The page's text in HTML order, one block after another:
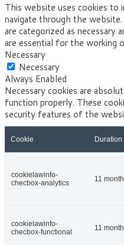
This website uses cookies to
navigate through the
are categorized as necessary
are essential for the working
Necessary
Necessary
Always Enabled
Necessary cookies are
function properly. These
security features of the
Cookie Duration
cookielawinfo-
checbox-analytics
11
cookielawinfo-
checbox-functional
11